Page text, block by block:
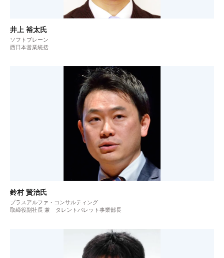
井上 裕太氏
ソフトブレーン
西日本営業統括
鈴村 賢治氏
プラスアルファ・コンサルティング
取締役副社長 兼 タレントパレット事業部長